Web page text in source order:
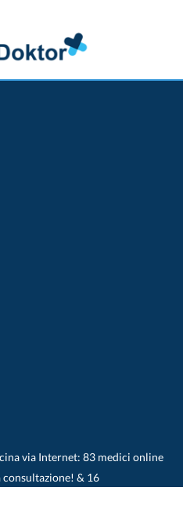
via Internet: 83 medici online
& 16
>Appuntamento con Dr. Bruno Heilinger